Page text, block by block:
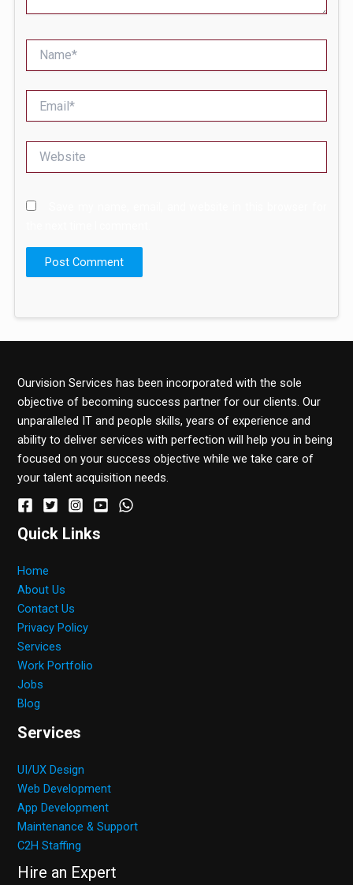
Ourvision Services has been incorporated with the sole
objective of becoming success partner for our clients. Our
unparalleled IT and people skills, years of experience and
ability to deliver services with perfection will help you in being
focused on your success objective while we take care of
your talent acquisition needs.
Quick Links
Home
About Us
Contact Us
Privacy Policy
Services
Work Portfolio
Jobs
Blog
Services
UI/UX Design
Web Development
App Development
Maintenance & Support
C2H Staffing
Hire an Expert